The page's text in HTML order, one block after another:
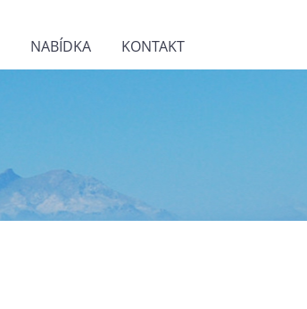
NABÍDKA KONTAKT